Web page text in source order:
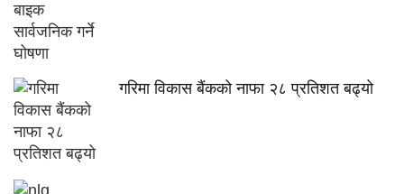
गरिमा विकास बैंकको नाफा २८ प्रतिशत बढ्यो